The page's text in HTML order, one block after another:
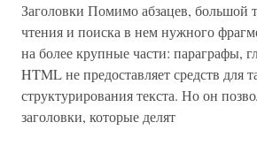
Заголовки Помимо абзацев, большой
чтения и поиска в нем нужного
на более крупные части: параграфы,
HTML не предоставляет средств для
структурирования текста. Но он
заголовки, которые делят